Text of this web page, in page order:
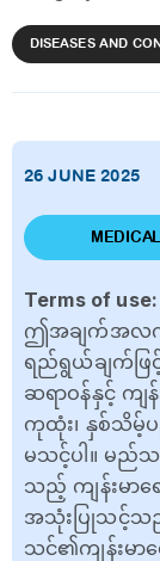
DISEASES AND
26 JUNE 2025
Terms of use:
ဤအချက်အလက်မ
ရည်ရွယ်ချက်ဖြင့်
ဆရာဝန်နှင့် ကျန်
ကုထုံး၊ နှစ်သိမ့်ပည
မသင့်ပါ။ မည်
သည့် ကျန်းမာရ
အသုံးပြုသင့်သ
သင်၏ကျန်းမာ